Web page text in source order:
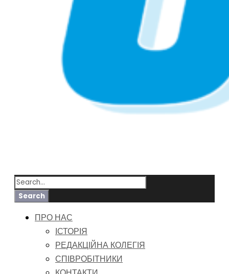
ПРО НАС
ІСТОРІЯ
РЕДАКЦІЙНА КОЛЕГІЯ
СПІВРОБІТНИКИ